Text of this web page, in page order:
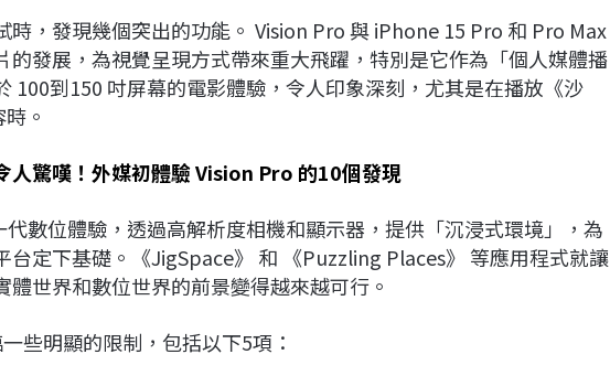
時，發現幾個突出的功能。 Vision Pro 與 iPhone 15 Pro 和 Pro Max
的發展，為視覺呈現方式帶來重大飛躍，特別是它作為「個人媒體播
100到150 吋屏幕的電影體驗，令人印象深刻，尤其是在播放《沙
。
人驚嘆！外媒初體驗 Vision Pro 的10個發現
數位體驗，透過高解析度相機和顯示器，提供「沉浸式環境」，為
台定下基礎。《JigSpace》 和 《Puzzling Places》 等應用程式就讓
體世界和數位世界的前景變得越來越可行。
些明顯的限制，包括以下5項：